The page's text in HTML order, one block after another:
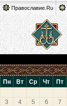
Православие.Ru
Пн Вт Ср Чт Пт
3
4 5 6 7